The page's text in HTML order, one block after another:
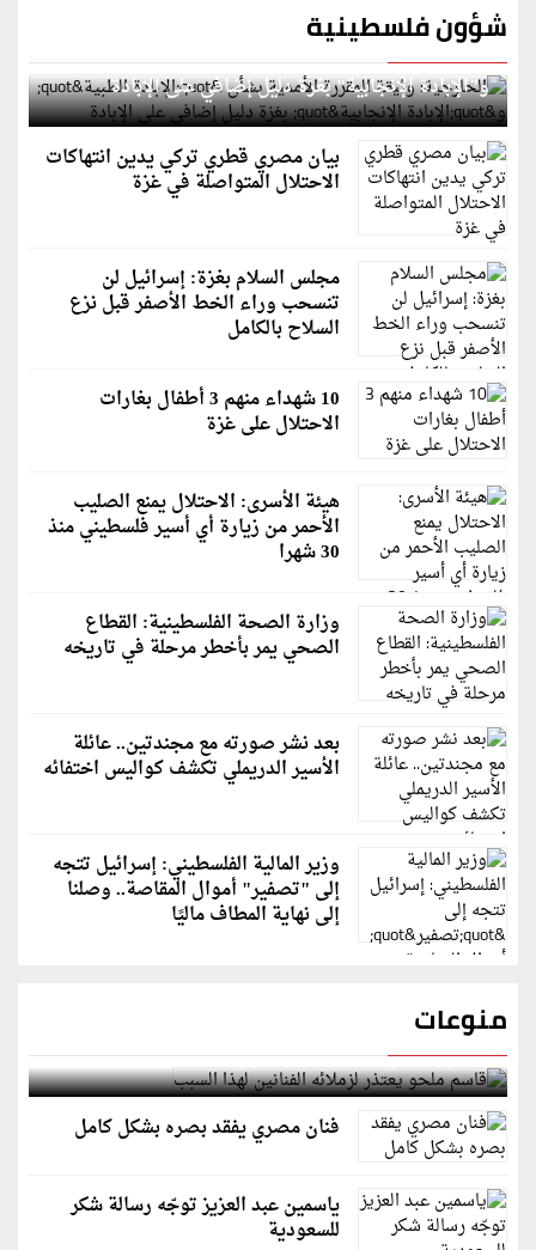
شؤون فلسطينية
الخارجية: وثيقة المقررة الأممية بشأن "الإبادة الطبية"
و"الإبادة الإنجابية" بغزة دليل إضافي على الإبادة
بيان مصري قطري تركي يدين انتهاكات
الاحتلال المتواصلة في غزة
مجلس السلام بغزة: إسرائيل لن
تنسحب وراء الخط الأصفر قبل نزع
السلاح بالكامل
10 شهداء منهم 3 أطفال بغارات
الاحتلال على غزة
هيئة الأسرى: الاحتلال يمنع الصليب
الأحمر من زيارة أي أسير فلسطيني منذ
30 شهرا
وزارة الصحة الفلسطينية: القطاع
الصحي يمر بأخطر مرحلة في تاريخه
بعد نشر صورته مع مجندتين.. عائلة
الأسير الدريملي تكشف كواليس اختفائه
وزير المالية الفلسطيني: إسرائيل تتجه
إلى "تصفير" أموال المقاصة.. وصلنا
إلى نهاية المطاف ماليًا
منوعات
قاسم ملحو يعتذر لزملائه الفنانين لهذا السبب
فنان مصري يفقد بصره بشكل كامل
ياسمين عبد العزيز توجّه رسالة شكر
للسعودية